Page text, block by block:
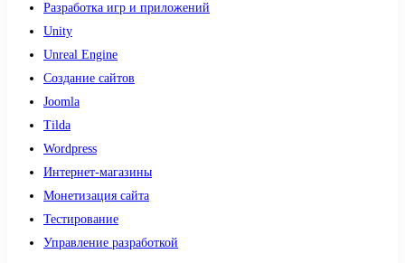
Разработка игр и приложений
Unity
Unreal Engine
Создание сайтов
Joomla
Tilda
Wordpress
Интернет-магазины
Монетизация сайта
Тестирование
Управление разработкой